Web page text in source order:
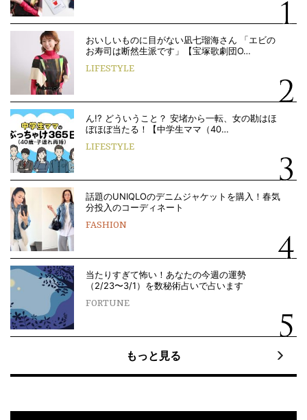
おいしいものに目がない凪七瑠海さん 「エビの
お寿司は断然生派です」【宝塚歌劇団O…
LIFESTYLE
ん!? どういうこと？ 安堵から一転、女の勘はほ
ぼほぼ当たる！【中学生ママ（40…
LIFESTYLE
話題のUNIQLOのデニムジャケットを購入！春気
分投入のコーディネート
FASHION
当たりすぎて怖い！あなたの今週の運勢
（2/23〜3/1）を数秘術占いで占います
FORTUNE
もっと見る